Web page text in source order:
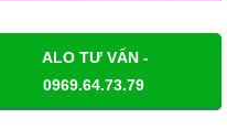
ALO TƯ VẤN -
0969.64.73.79